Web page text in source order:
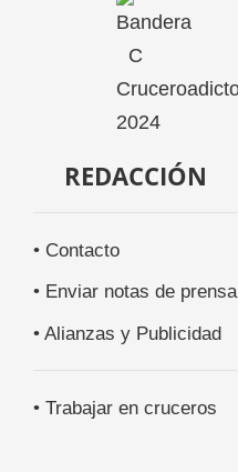
REDACCIÓN
• Contacto
• Enviar notas de prensa
• Alianzas y Publicidad
• Trabajar en cruceros